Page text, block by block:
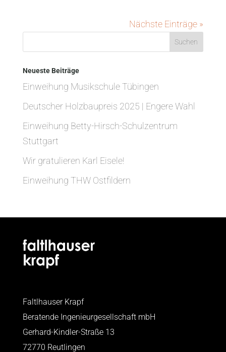
Nächste Einträge »
Neueste Beiträge
Einweihung Musikschule Tübingen
Deutscher Holzbaupreis 2025 | Engere Wahl
Einweihung Betty-Hirsch-Schulzentrum
Stuttgart
Wir gratulieren Karl Eisele!
Einweihung THW Ostfildern
Faltlhauser Krapf
Beratende Ingenieurgesellschaft mbH
Gerhard-Kindler-Straße 13
72770 Reutlingen